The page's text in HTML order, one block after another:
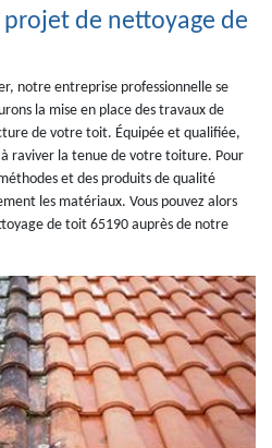
de nettoyage de
notre entreprise professionnelle se
la mise en place des travaux de
de votre toit. Équipée et qualifiée,
raviver la tenue de votre toiture. Pour
et des produits de qualité
les matériaux. Vous pouvez alors
de toit 65190 auprès de notre